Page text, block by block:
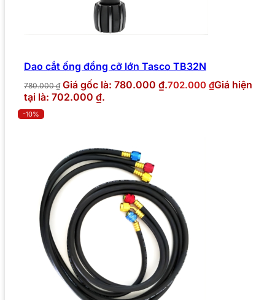
Dao cắt ống đồng cỡ lớn Tasco TB32N
780.000₫ Giá gốc là: 780.000 ₫.702.000 ₫Giá hiện
tại là: 702.000 ₫.
-10%